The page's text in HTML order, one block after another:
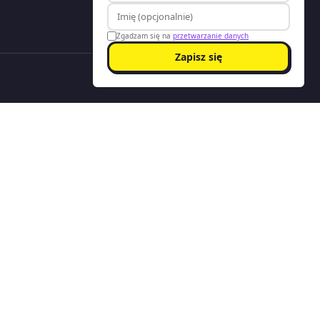
Zgadzam się na przetwarzanie danych
Zapisz się